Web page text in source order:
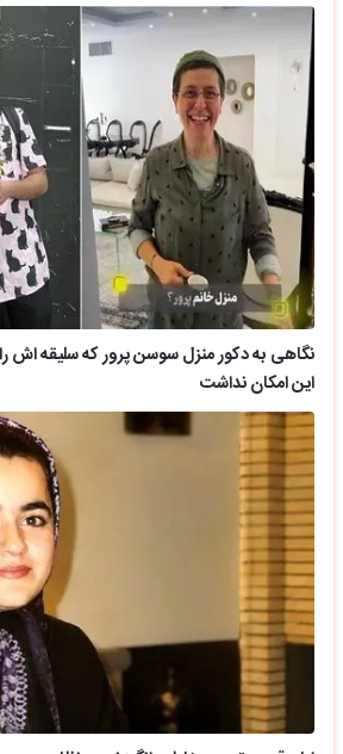
نگاهی به دکور منزل سوسن پرور که سلیقه اش را
این امکان نداشت